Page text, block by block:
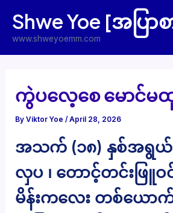
content
Shwe Yoe [အပြာ
www.shweyoemm.com
ကွဲပလေ့စေ မောင်မ
ByViktor Yoe/April 28, 2026
အသက် (၁၈) နှစ်အရွယ်
လှပ ၊ တောင့်တင်းဖြူဝ
မိန်းကလေး တစ်ယောက်